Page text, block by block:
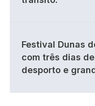
Festival Dunas
com três dias
desporto e